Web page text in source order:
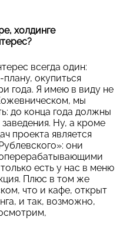
холдинге
всегда один:
окупиться
года. Я имею в виду не
мы
до конца года должны
Ну, а кроме
проекта является
они
есть у нас в меню
Плюс в том же
что и кафе, открыт
и так, возможно,